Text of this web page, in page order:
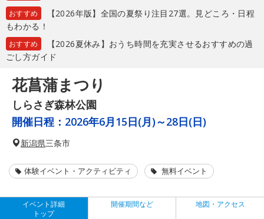
おすすめ
【2026年版】全国の夏祭り注目27選。見どころ・日程
もわかる！
おすすめ
【2026夏休み】おうち時間を充実させるおすすめの過
ごし方ガイド
花菖蒲まつり
しらさぎ森林公園
開催日程： 2026年6月15日(月)～28日(日)
新潟県三条市
体験イベント・アクティビティ 無料イベント
イベント詳細
トップ
開催期間など 地図・アクセス